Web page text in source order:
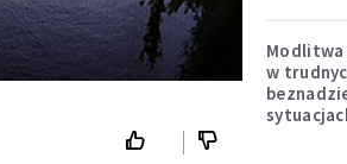
Modlitwa
w